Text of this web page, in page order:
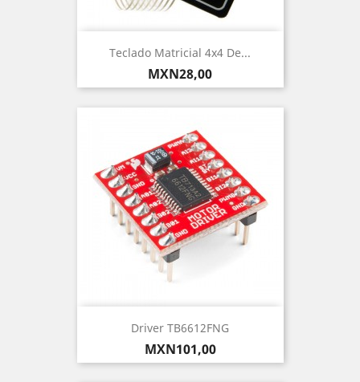
Teclado Matricial 4x4 De...
Precio
MXN28,00
Driver TB6612FNG
Precio
MXN101,00